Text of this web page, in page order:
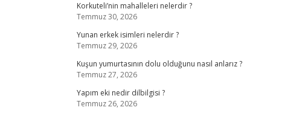
Korkuteli’nin mahalleleri nelerdir ?
Temmuz 30, 2026
Yunan erkek isimleri nelerdir ?
Temmuz 29, 2026
Kuşun yumurtasının dolu olduğunu nasıl anlarız ?
Temmuz 27, 2026
Yapım eki nedir dilbilgisi ?
Temmuz 26, 2026